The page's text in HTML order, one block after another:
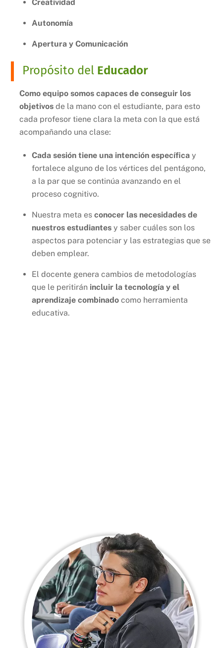
Creatividad
Autonomía
Apertura y Comunicación
Propósito del Educador
Como equipo somos capaces de conseguir los
objetivosde la mano con el estudiante, para esto
cada profesor tiene clara la meta con la que está
acompañando una clase:
Cada sesión tiene una intención específica y
fortalece alguno de los vértices del pentágono,
a la par que se continúa avanzando en el
proceso cognitivo.
Nuestra meta esconocer las necesidades de
nuestros estudiantes y saber cuáles son los
aspectos para potenciar y las estrategias que se
deben emplear.
El docente genera cambios de metodologías
que le peritirán incluir la tecnología y el
aprendizaje combinado como herramienta
educativa.